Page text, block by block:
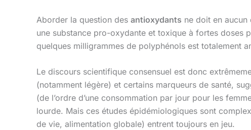
Aborder la question des antioxydants ne doit en aucun
une substance pro-oxydante et toxique à fortes doses
quelques milligrammes de polyphénols est totalement
Le discours scientifique consensuel est donc
(notamment légère) et certains marqueurs de santé,
(de l’ordre d’une consommation par jour pour les
lourde. Mais ces études épidémiologiques sont
de vie, alimentation globale) entrent toujours en jeu.